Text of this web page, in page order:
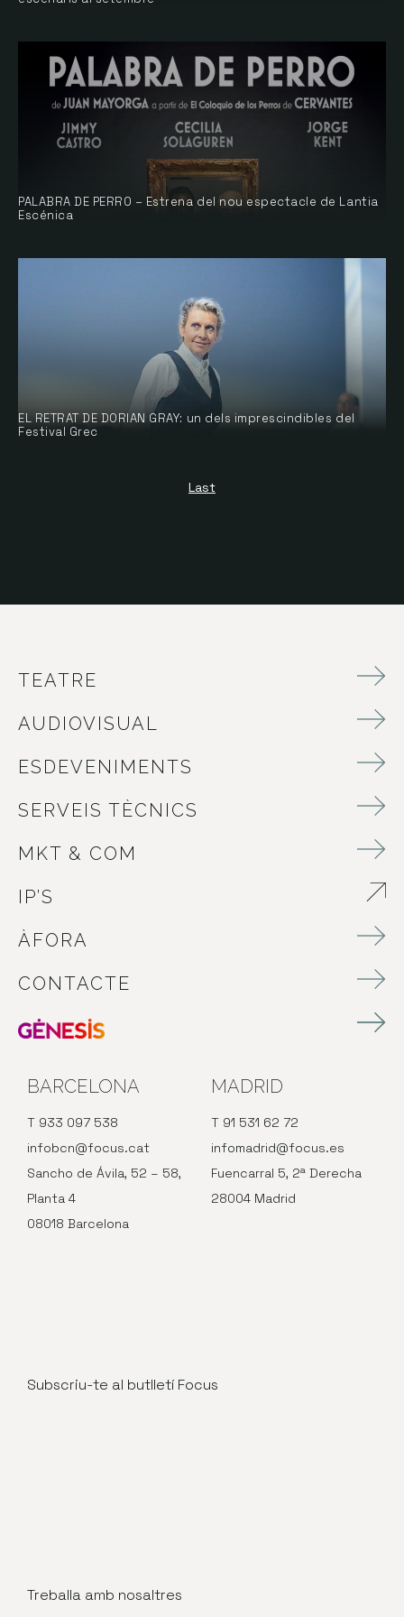
PALABRA DE PERRO – Estrena del nou espectacle de Lantia
Escénica
EL RETRAT DE DORIAN GRAY: un dels imprescindibles del
Festival Grec
Last
TEATRE
AUDIOVISUAL
ESDEVENIMENTS
SERVEIS TÈCNICS
MKT & COM
IP’S
ÀFORA
CONTACTE
BARCELONA
T 933 097 538
infobcn@focus.cat
Sancho de Ávila, 52 – 58,
Planta 4
08018 Barcelona
MADRID
T 91 531 62 72
infomadrid@focus.es
Fuencarral 5, 2ª Derecha
28004 Madrid
Subscriu-te al butlletí Focus
Treballa amb nosaltres